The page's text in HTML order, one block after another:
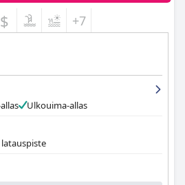
$ +7
Ulkouima-allas